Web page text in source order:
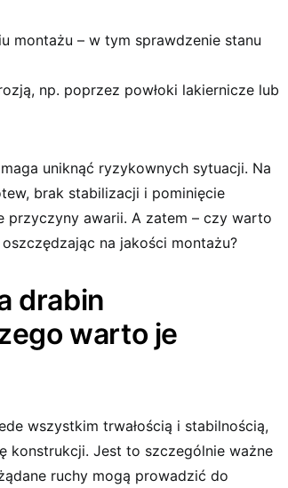
montażu – w tym sprawdzenie stanu
np. poprzez powłoki lakiernicze lub
uniknąć ryzykownych sytuacji. Na
brak stabilizacji i pominięcie
awarii. A zatem – czy warto
na jakości montażu?
drabin
warto je
wszystkim trwałością i stabilnością,
konstrukcji. Jest to szczególnie ważne
ruchy mogą prowadzić do